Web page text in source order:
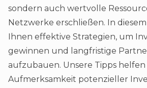
sondern auch wertvolle
Netzwerke erschließen. In
Ihnen effektive Strategien, um
gewinnen und langfristige
aufzubauen. Unsere Tipps helfen
Aufmerksamkeit potenzieller